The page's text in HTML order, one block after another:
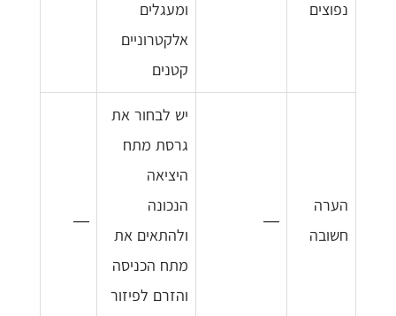
נפוצים
ומעגלים
אלקטרוניים
קטנים
הערה
חשובה
—
יש לבחור את
גרסת מתח
היציאה
הנכונה
ולהתאים את
מתח הכניסה
והזרם לפיזור
—